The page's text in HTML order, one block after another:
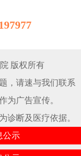
版权所有
，请速与我们联系
为广告宣传。
诊断及医疗依据。
公示